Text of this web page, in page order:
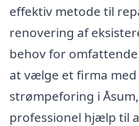
effektiv metode til
renovering af
behov for
at vælge et firma med
strømpeforing i
professionel hjælp til